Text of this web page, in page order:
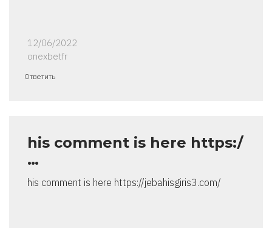
12/06/2022
onexbetfr
Ответить
his comment is here https:/
…
his comment is here https://jebahisgiris3.com/